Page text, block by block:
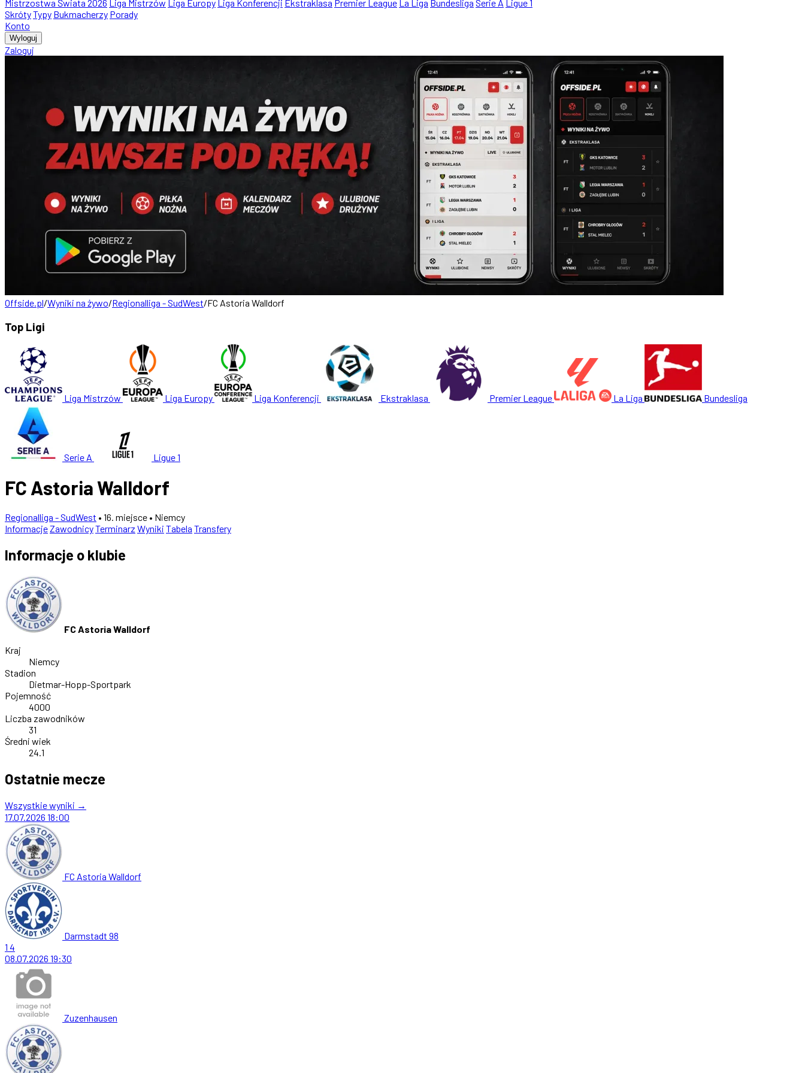
Mistrzostwa Świata 2026 Liga Mistrzów Liga Europy Liga Konferencji Ekstraklasa Premier League La Liga Bundesliga Serie A
Ligue 1
SkrótyTypy Bukmacherzy Porady
Konto
Wyloguj
Zaloguj
Offside.pl/Wyniki na żywo/Regionalliga - SudWest/FC Astoria Walldorf
Top Ligi
Liga Mistrzów Liga Europy Liga Konferencji Ekstraklasa Premier League La Liga Bundesliga
Serie A Ligue 1
FC Astoria Walldorf
Regionalliga - SudWest • 16. miejsce • Niemcy
InformacjeZawodnicyTerminarz Wyniki Tabela Transfery
Informacje o klubie
FC Astoria Walldorf
Kraj
Niemcy
Stadion
Dietmar-Hopp-Sportpark
Pojemność
4000
Liczba zawodników
31
Średni wiek
24.1
Ostatnie mecze
Wszystkie wyniki →
17.07.2026 18:00
FC Astoria Walldorf
Darmstadt 98
1 4
08.07.2026 19:30
Zuzenhausen